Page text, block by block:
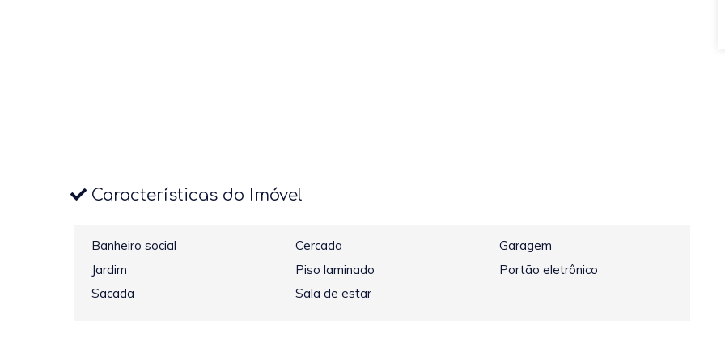
Características do Imóvel
Banheiro social Cercada
Garagem
Jardim
Piso laminado
Portão eletrônico
Sacada
Sala de estar